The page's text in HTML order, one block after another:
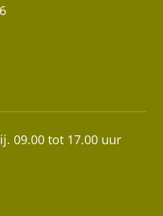
09.00 tot 17.00 uur